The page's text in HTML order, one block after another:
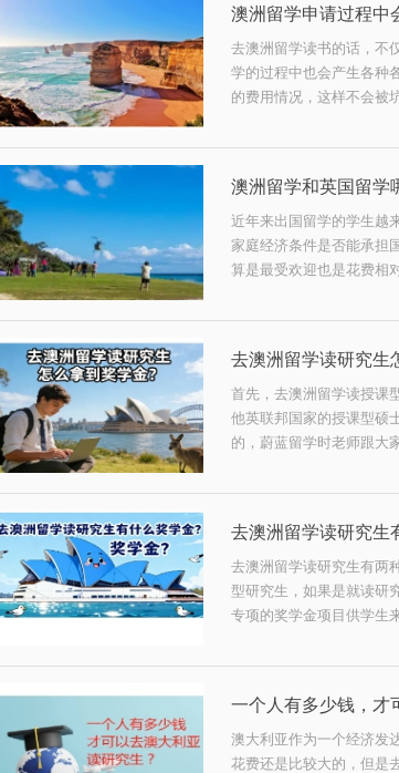
澳洲留学申请过程中
去澳洲留学读书的话，不
学的过程中也会产生各种
的费用情况，这样不会被
澳洲留学和英国留学
近年来出国留学的学生越
家庭经济条件是否能承担
算是最受欢迎也是花费相
去澳洲留学读研究生
首先，去澳洲留学读授课
他英联邦国家的授课型硕
的，蔚蓝留学时老师跟大
去澳洲留学读研究生
去澳洲留学读研究生有两
型研究生，如果是就读研
专项的奖学金项目供学生
一个人有多少钱，才
澳大利亚作为一个经济发
花费还是比较大的，但是